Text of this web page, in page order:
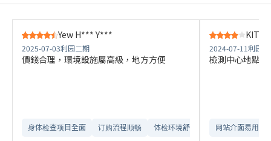
Yew H*** Y***
2025-07-03利园二期
價錢合理，環境設施屬高級，地方方便
身体检查项目全面 订购流程顺畅 体检环境舒适​
KIT
2024-07-11利园
檢測中心地點
网站介面易用